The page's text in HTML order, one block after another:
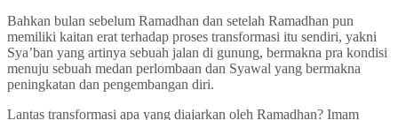
Bahkan bulan sebelum Ramadhan dan setelah Ramadhan pun
memiliki kaitan erat terhadap proses transformasi itu sendiri, yakni
Sya’ban yang artinya sebuah jalan di gunung, bermakna pra kondisi
menuju sebuah medan perlombaan dan Syawal yang bermakna
peningkatan dan pengembangan diri.
Lantas transformasi apa yang diajarkan oleh Ramadhan? Imam